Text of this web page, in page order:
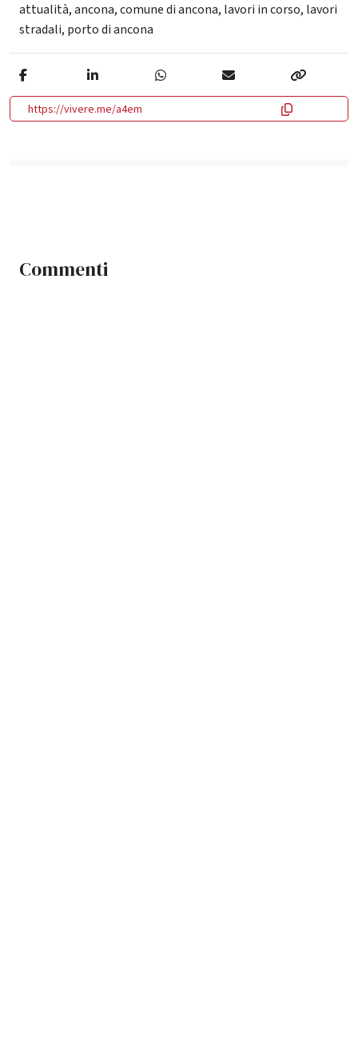
attualità,ancona,comune di ancona, lavori in corso, lavori
stradali, porto di ancona
https://vivere.me/a4em
Commenti